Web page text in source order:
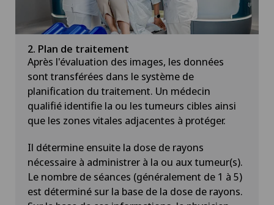
2. Plan de traitement
Après l'évaluation des images, les données
sont transférées dans le système de
planification du traitement. Un médecin
qualifié identifie la ou les tumeurs cibles ainsi
que les zones vitales adjacentes à protéger.
Il détermine ensuite la dose de rayons
nécessaire à administrer à la ou aux tumeur(s).
Le nombre de séances (généralement de 1 à 5)
est déterminé sur la base de la dose de rayons.